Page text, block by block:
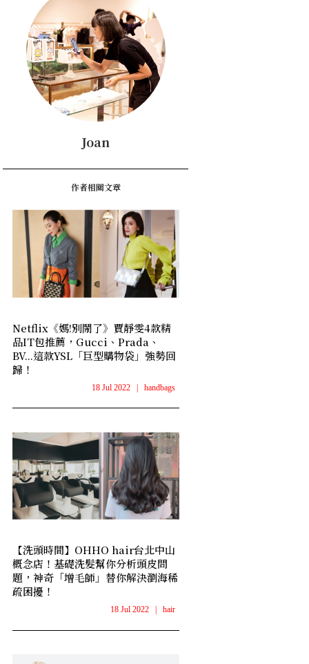
Joan
作者相關文章
Netflix《媽!別鬧了》賈靜雯4款精
品IT包推薦，Gucci、Prada、
BV...這款YSL「巨型購物袋」強勢回
歸！
18 Jul 2022 | handbags
【洗頭時間】OHHO hair台北中山
概念店！基礎洗髮幫你分析頭皮問
題，神奇「增毛師」替你解決瀏海稀
疏困擾！
18 Jul 2022 hair